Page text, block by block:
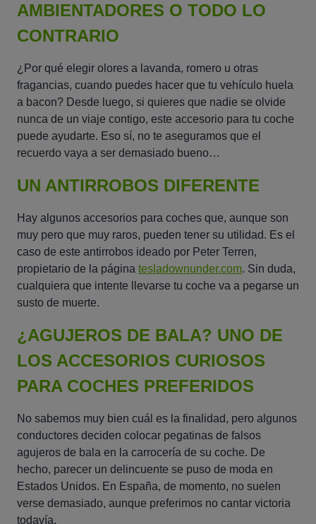
AMBIENTADORES O TODO LO
CONTRARIO
¿Por qué elegir olores a lavanda, romero u otras
fragancias, cuando puedes hacer que tu vehículo huela
a bacon? Desde luego, si quieres que nadie se olvide
nunca de un viaje contigo, este accesorio para tu coche
puede ayudarte. Eso sí, no te aseguramos que el
recuerdo vaya a ser demasiado bueno…
UN ANTIRROBOS DIFERENTE
Hay algunos accesorios para coches que, aunque son
muy pero que muy raros, pueden tener su utilidad. Es el
caso de este antirrobos ideado por Peter Terren,
propietario de la página tesladownunder.com. Sin duda,
cualquiera que intente llevarse tu coche va a pegarse un
susto de muerte.
¿AGUJEROS DE BALA? UNO DE
LOS ACCESORIOS CURIOSOS
PARA COCHES PREFERIDOS
No sabemos muy bien cuál es la finalidad, pero algunos
conductores deciden colocar pegatinas de falsos
agujeros de bala en la carrocería de su coche. De
hecho, parecer un delincuente se puso de moda en
Estados Unidos. En España, de momento, no suelen
verse demasiado, aunque preferimos no cantar victoria
todavía.